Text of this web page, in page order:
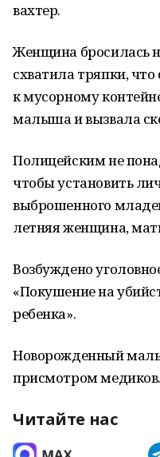
вахтер.
Женщина бросилась
схватила тряпки,
к мусорному
малыша и вызвала
Полицейским не
чтобы установить
выброшенного
летняя женщина,
Возбуждено
«Покушение на
ребенка».
Новорожденный
присмотром медиков.
Читайте нас